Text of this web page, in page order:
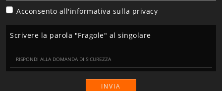
Acconsento all'informativa sulla privacy
Scrivere la parola "Fragole" al singolare
INVIA